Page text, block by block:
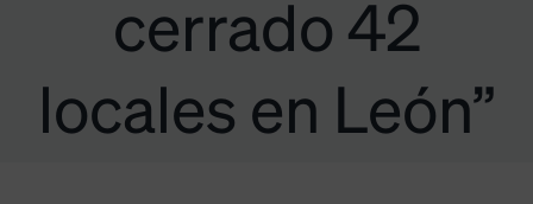
cerrado 42
locales en León”